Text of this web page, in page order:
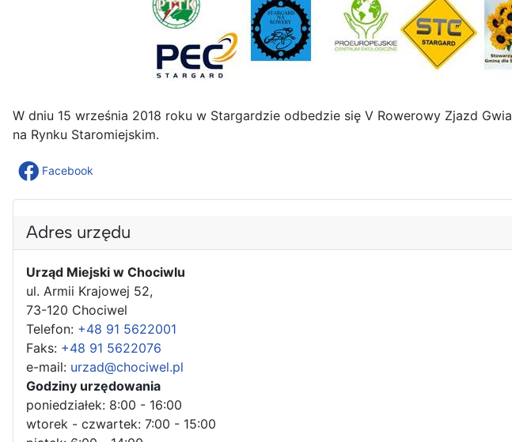
W dniu 15 września 2018 roku w Stargardzie odbedzie się V Rowerowy Zjazd
na Rynku Staromiejskim.
Facebook
Adres urzędu
Urząd Miejski w Chociwlu
ul. Armii Krajowej 52,
73-120 Chociwel
Telefon: +48 91 5622001
Faks: +48 91 5622076
e-mail: urzad@chociwel.pl
Godziny urzędowania
poniedziałek: 8:00 - 16:00
wtorek - czwartek: 7:00 - 15:00